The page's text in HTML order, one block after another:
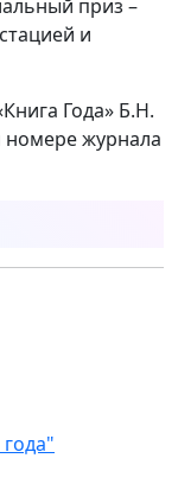
приз –
и
Года» Б.Н.
номере журнала